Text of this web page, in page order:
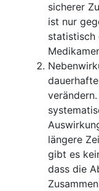
sicherer
ist nur
statistisch
längere
gibt es
dass die